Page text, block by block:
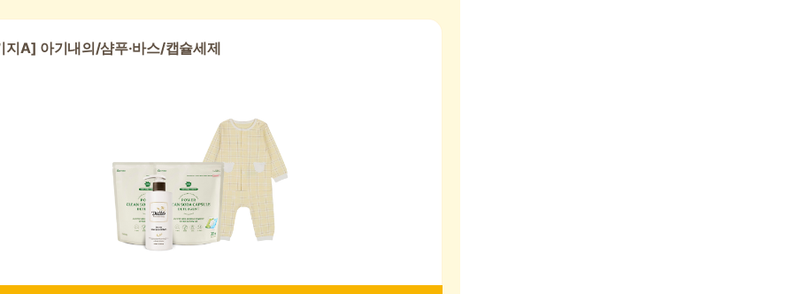
지A] 아기내의/샴푸·바스/캡슐세제